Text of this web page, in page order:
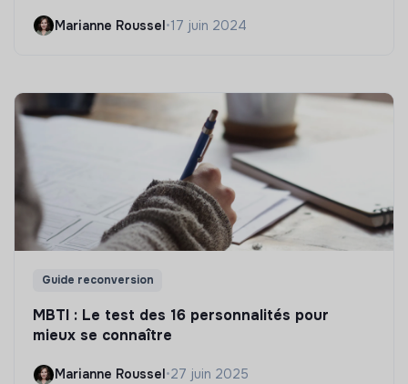
Marianne Roussel•17 juin 2024
Guide reconversion
MBTI : Le test des 16 personnalités pour
mieux se connaître
Marianne Roussel•27 juin 2025